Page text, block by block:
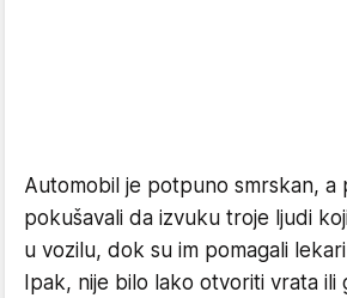
Automobil je potpuno smrskan, a
pokušavali da izvuku troje ljudi
u vozilu, dok su im pomagali
Ipak, nije bilo lako otvoriti vrata ili